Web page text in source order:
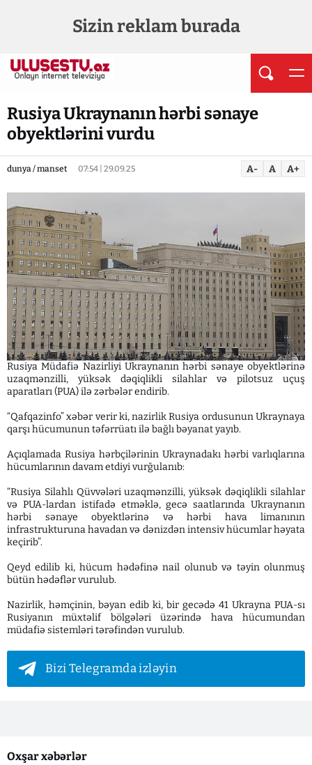
Sizin reklam burada
Rusiya Ukraynanın hərbi sənaye
obyektlərini vurdu
dunya / manset 07:54 | 29.09.25 A- A A+
Rusiya Müdafiə Nazirliyi Ukraynanın hərbi sənaye obyektlərinə
uzaqmənzilli, yüksək dəqiqlikli silahlar və pilotsuz uçuş
aparatları (PUA) ilə zərbələr endirib.
“Qafqazinfo” xəbər verir ki, nazirlik Rusiya ordusunun Ukraynaya
qarşı hücumunun təfərrüatı ilə bağlı bəyanat yayıb.
Açıqlamada Rusiya hərbçilərinin Ukraynadakı hərbi varlıqlarına
hücumlarının davam etdiyi vurğulanıb:
“Rusiya Silahlı Qüvvələri uzaqmənzilli, yüksək dəqiqlikli silahlar
və PUA-lardan istifadə etməklə, gecə saatlarında Ukraynanın
hərbi sənaye obyektlərinə və hərbi hava limanının
infrastrukturuna havadan və dənizdən intensiv hücumlar həyata
keçirib”.
Qeyd edilib ki, hücum hədəfinə nail olunub və təyin olunmuş
bütün hədəflər vurulub.
Nazirlik, həmçinin, bəyan edib ki, bir gecədə 41 Ukrayna PUA-sı
Rusiyanın müxtəlif bölgələri üzərində hava hücumundan
müdafiə sistemləri tərəfindən vurulub.
Bizi Telegramda izləyin
Oxşar xəbərlər